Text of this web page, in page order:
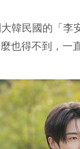
韓民國的「李
也得不到，一